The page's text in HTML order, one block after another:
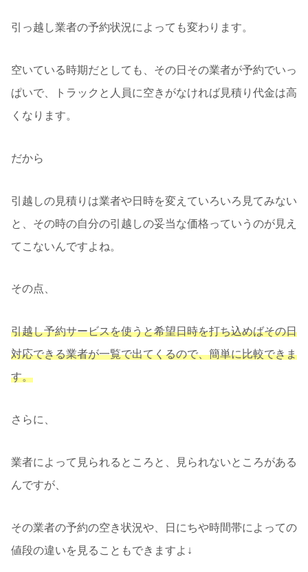
引っ越し業者の予約状況によっても変わります。
空いている時期だとしても、その日その業者が予約でいっ
ぱいで、トラックと人員に空きがなければ見積り代金は高
くなります。
だから
引越しの見積りは業者や日時を変えていろいろ見てみない
と、その時の自分の引越しの妥当な価格っていうのが見え
てこないんですよね。
その点、
引越し予約サービスを使うと希望日時を打ち込めばその日
対応できる業者が一覧で出てくるので、簡単に比較できま
す。
さらに、
業者によって見られるところと、見られないところがある
んですが、
その業者の予約の空き状況や、日にちや時間帯によっての
値段の違いを見ることもできますよ↓